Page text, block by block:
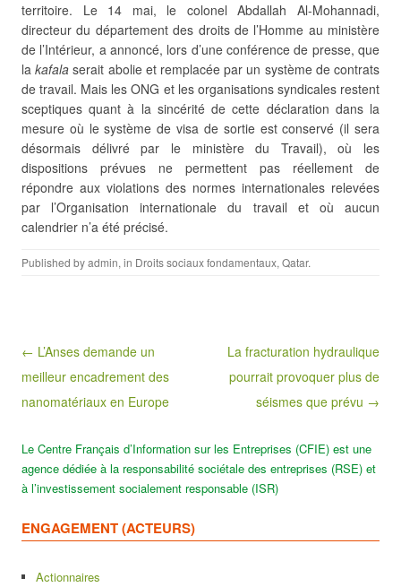
territoire. Le 14 mai, le colonel Abdallah Al-Mohannadi,
directeur du département des droits de l’Homme au ministère
de l’Intérieur, a annoncé, lors d’une conférence de presse, que
lakafala serait abolie et remplacée par un système de contrats
de travail. Mais les ONG et les organisations syndicales restent
sceptiques quant à la sincérité de cette déclaration dans la
mesure où le système de visa de sortie est conservé (il sera
désormais délivré par le ministère du Travail), où les
dispositions prévues ne permettent pas réellement de
répondre aux violations des normes internationales relevées
par l’Organisation internationale du travail et où aucun
calendrier n’a été précisé.
Published byadmin, in Droits sociaux fondamentaux, Qatar.
Post navigation
← L’Anses demande un
meilleur encadrement des
nanomatériaux en Europe
La fracturation hydraulique
pourrait provoquer plus de
séismes que prévu →
Le Centre Français d’Information sur les Entreprises (CFIE) est une
agence dédiée à la responsabilité sociétale des entreprises (RSE) et
à l’investissement socialement responsable (ISR)
ENGAGEMENT (ACTEURS)
Actionnaires